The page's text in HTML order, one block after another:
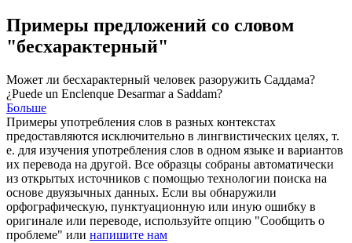
Примеры предложений со словом
"бесхарактерный"
Может ли бесхарактерный человек разоружить Саддама?
¿Puede un Enclenque Desarmar a Saddam?
Больше
Примеры употребления слов в разных контекстах
предоставляются исключительно в лингвистических целях, т.
е. для изучения употребления слов в одном языке и вариантов
их перевода на другой. Все образцы собраны автоматически
из открытых источников с помощью технологии поиска на
основе двуязычных данных. Если вы обнаружили
орфографическую, пунктуационную или иную ошибку в
оригинале или переводе, используйте опцию "Сообщить о
проблеме" или напишите нам